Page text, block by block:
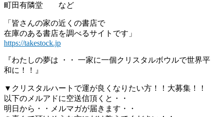
町田有隣堂 など
「皆さんの家の近くの書店で
在庫のある書店を調べるサイトです」
https://takestock.jp
『わたしの夢は ・・ 一家に一個クリスタルボウルで世界平
和に！！』
▼クリスタルハートで運が良くなりたい方！！大募集！！
以下のメルアドに空送信頂くと・・
明日から・・メルマガが届きます・・